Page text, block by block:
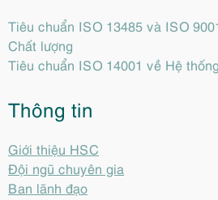
Tiêu chuẩn ISO 13485 và ISO
Chất lượng
Tiêu chuẩn ISO 14001 về Hệ
Thông tin
Giới thiệu HSC
Đội ngũ chuyên gia
Ban lãnh đạo